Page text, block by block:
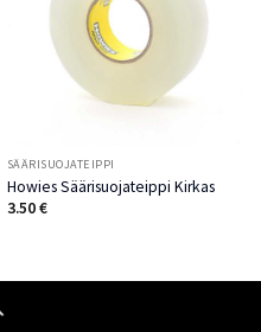
SÄÄRISUOJATEIPPI
Howies Säärisuojateippi Kirkas
3.50€